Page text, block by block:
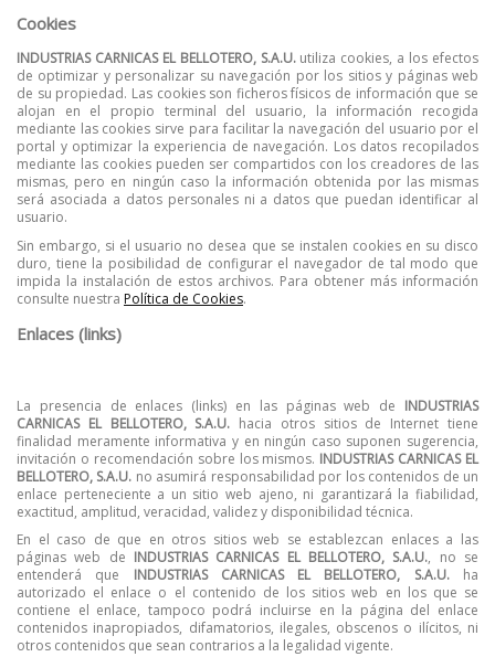
Cookies
INDUSTRIAS CARNICAS EL BELLOTERO, S.A.U.utiliza cookies, a los efectos
de optimizar y personalizar su navegación por los sitios y páginas web
de su propiedad. Las cookies son ficheros físicos de información que se
alojan en el propio terminal del usuario, la información recogida
mediante las cookies sirve para facilitar la navegación del usuario por el
portal y optimizar la experiencia de navegación. Los datos recopilados
mediante las cookies pueden ser compartidos con los creadores de las
mismas, pero en ningún caso la información obtenida por las mismas
será asociada a datos personales ni a datos que puedan identificar al
usuario.
Sin embargo, si el usuario no desea que se instalen cookies en su disco
duro, tiene la posibilidad de configurar el navegador de tal modo que
impida la instalación de estos archivos. Para obtener más información
consulte nuestra Política de Cookies.
Enlaces (links)
La presencia de enlaces (links) en las páginas web de INDUSTRIAS
CARNICAS EL BELLOTERO, S.A.U. hacia otros sitios de Internet tiene
finalidad meramente informativa y en ningún caso suponen sugerencia,
invitación o recomendación sobre los mismos. INDUSTRIAS CARNICAS EL
BELLOTERO, S.A.U. no asumirá responsabilidad por los contenidos de un
enlace perteneciente a un sitio web ajeno, ni garantizará la fiabilidad,
exactitud, amplitud, veracidad, validez y disponibilidad técnica.
En el caso de que en otros sitios web se establezcan enlaces a las
páginas web de INDUSTRIAS CARNICAS EL BELLOTERO, S.A.U., no se
entenderá que INDUSTRIAS CARNICAS EL BELLOTERO, S.A.U.ha
autorizado el enlace o el contenido de los sitios web en los que se
contiene el enlace, tampoco podrá incluirse en la página del enlace
contenidos inapropiados, difamatorios, ilegales, obscenos o ilícitos, ni
otros contenidos que sean contrarios a la legalidad vigente.